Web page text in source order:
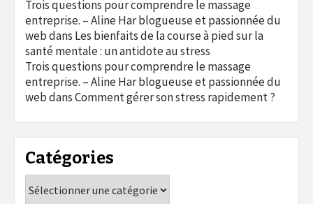
Trois questions pour comprendre le massage
entreprise. – Aline Har blogueuse et passionnée du
webdans Les bienfaits de la course à pied sur la
santé mentale : un antidote au stress
Trois questions pour comprendre le massage
entreprise. – Aline Har blogueuse et passionnée du
webdansComment gérer son stress rapidement ?
Catégories